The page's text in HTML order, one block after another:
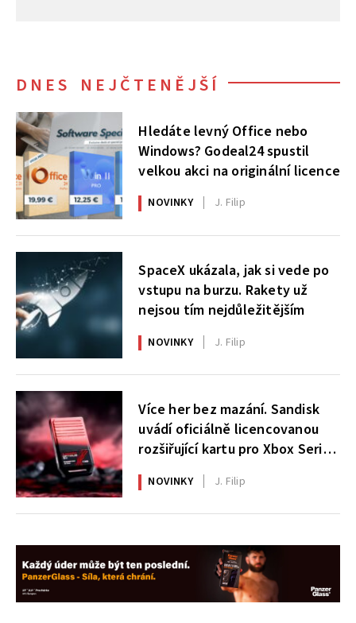
DNES NEJČTENĚJŠÍ
Hledáte levný Office nebo
Windows? Godeal24 spustil
velkou akci na originální licence
NOVINKY J. Filip
SpaceX ukázala, jak si vede po
vstupu na burzu. Rakety už
nejsou tím nejdůležitějším
NOVINKY J. Filip
Více her bez mazání. Sandisk
uvádí oficiálně licencovanou
rozšiřující kartu pro Xbox Series
X|S
NOVINKY J. Filip